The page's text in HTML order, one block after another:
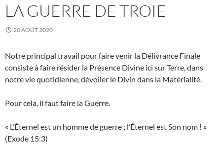
LA GUERRE DE TROIE
20 AOÛT 2020
Notre principal travail pour faire venir la Délivrance Finale
consiste à faire résider la Présence Divine ici sur Terre, dans
notre vie quotidienne, dévoiler le Divin dans la Matérialité.
Pour cela, il faut faire la Guerre.
« L’Éternel est un homme de guerre ; l’Éternel est Son nom ! »
(Exode 15:3)